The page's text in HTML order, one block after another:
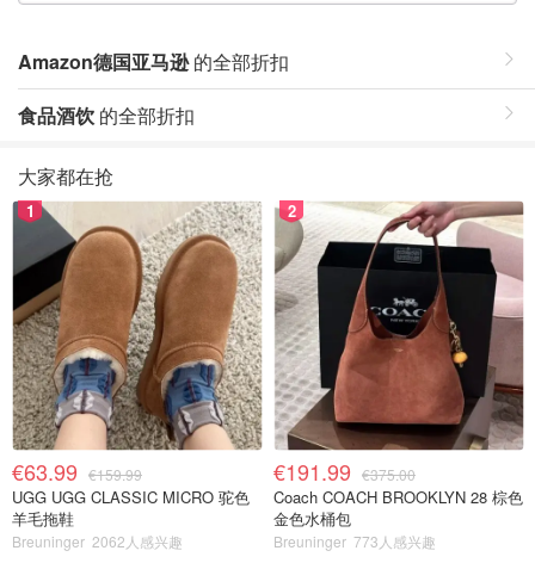
Amazon德国亚马逊的全部折扣
食品酒饮 的全部折扣
大家都在抢
1
€63.99 €159.99
UGG UGG CLASSIC MICRO 驼色
羊毛拖鞋
Breuninger 2062人感兴趣
2
€191.99 €375.00
Coach COACH BROOKLYN 28 棕色
金色水桶包
Breuninger 773人感兴趣